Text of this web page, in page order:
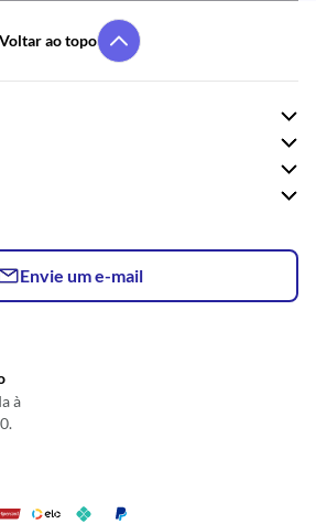
Voltar ao topo
Envie um e-mail
à